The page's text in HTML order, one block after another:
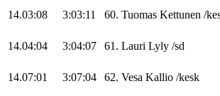
14.03:08 3:03:11 60. Tuomas Kettunen /
14.04:04 3:04:07 61. Lauri Lyly /sd
14.07:01 3:07:04 62. Vesa Kallio /kesk